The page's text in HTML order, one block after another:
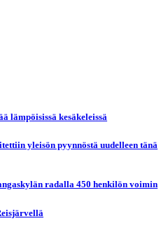
lämpöisissä kesäkeleissä
yleisön pyynnöstä uudelleen tänä
radalla 450 henkilön voimin